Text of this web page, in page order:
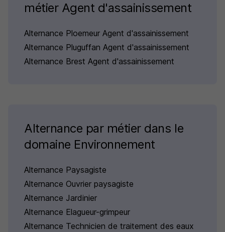
métier Agent d'assainissement
Alternance Ploemeur Agent d'assainissement
Alternance Pluguffan Agent d'assainissement
Alternance Brest Agent d'assainissement
Alternance par métier dans le
domaine Environnement
Alternance Paysagiste
Alternance Ouvrier paysagiste
Alternance Jardinier
Alternance Elagueur-grimpeur
Alternance Technicien de traitement des eaux